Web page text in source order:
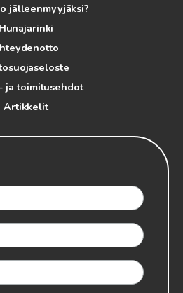
jälleenmyyjäksi?
Hunajarinki
ja toimitusehdot
Artikkelit